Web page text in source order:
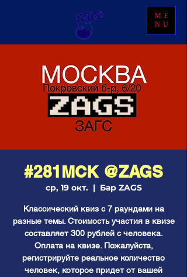
ME
NU
#281МСК @ZAGS
ср, 19 окт.
  |
Бар ZAGS
Классический квиз с 7 раундами на
разные темы. Стоимость участия в квизе
составляет 300 рублей с человека.
Оплата на квизе. Пожалуйста,
регистрируйте реальное количество
человек, которое придет от вашей